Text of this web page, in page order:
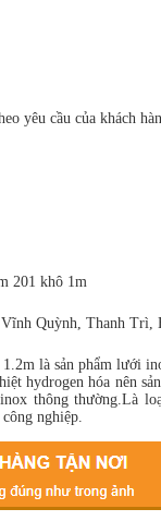
yêu cầu của khách
201 khô 1m
Quỳnh, Thanh Trì,
là sản phẩm lưới
hydrogen hóa nên
thông thường.Là
nghiệp.